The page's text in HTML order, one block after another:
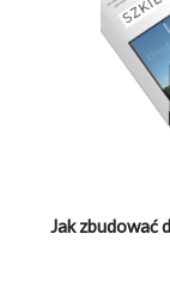
Jak zbudować